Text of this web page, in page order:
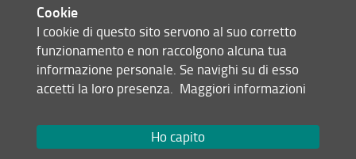
Corso di Laurea Magistrale in Software: Science and Technology
© Copyright 2012-2026 Università degli Studi di Firenze UNIFI
P.IVA/Cod.Fis 01279680480
Viale Morgagni, 40/44 - 50134 Firenze (FI)
Email:
Cookie
I cookie di questo sito servono al suo corretto
funzionamento e non raccolgono alcuna tua
informazione personale. Se navighi su di esso
accetti la loro presenza. Maggiori informazioni
Ho capito